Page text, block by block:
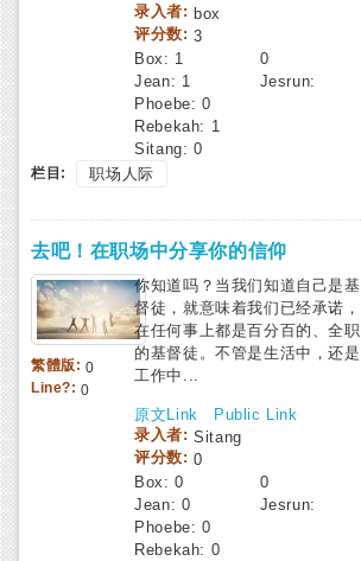
录入者:box
评分数:3
Box: 1
Jean: 1 Jesrun:
0
Phoebe: 0
Rebekah: 1
Sitang: 0
栏目: 职场人际
去吧！在职场中分享你的信仰
繁體版: 0
Line?:0
你知道吗？当我们知道自己是基
督徒，就意味着我们已经承诺，
在任何事上都是百分百的、全职
的基督徒。不管是生活中，还是
工作中...
原文Link
Public Link
录入者: Sitang
评分数:0
Box:0
Jean: 0 Jesrun:
0
Phoebe: 0
Rebekah: 0